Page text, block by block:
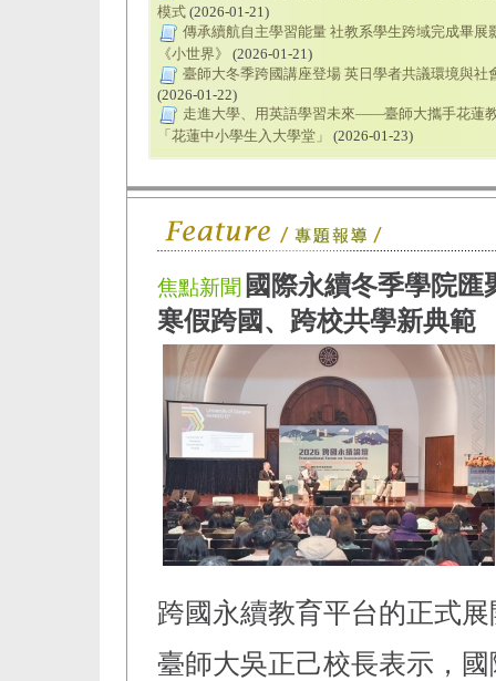
模式 (2026-01-21)
傳承續航自主學習能量 社教系學生跨域完成畢展
《小世界》
(2026-01-21)
臺師大冬季跨國講座登場 英日學者共議環境與社
(2026-01-22)
走進大學、用英語學習未來——臺師大攜手花蓮
「花蓮中小學生入大學堂」
(2026-01-23)
焦點新聞 國際永續冬季學院匯
寒假跨國、跨校共學新典範
跨國永續教育平台的正式展
臺師大吳正己校長表示，